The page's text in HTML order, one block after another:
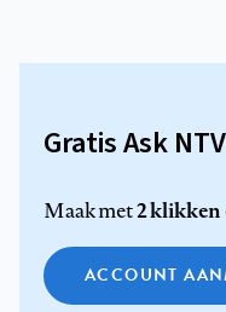
Gratis Ask
Maak met2 klikken
ACCOUNT